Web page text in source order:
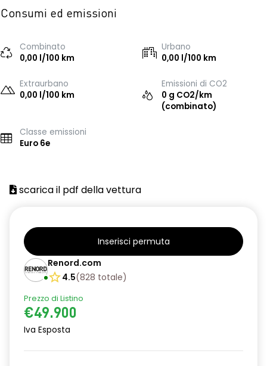
Consumi ed emissioni
Combinato
0,00 l/100 km
Urbano
0,00 l/100 km
Extraurbano
0,00 l/100 km
Emissioni di CO2
0 g CO2/km
(combinato)
Classe emissioni
Euro 6e
scarica il pdf della vettura
Inserisci permuta
Renord.com
4.5(828 totale)
Prezzo di Listino
€49.900
Iva Esposta